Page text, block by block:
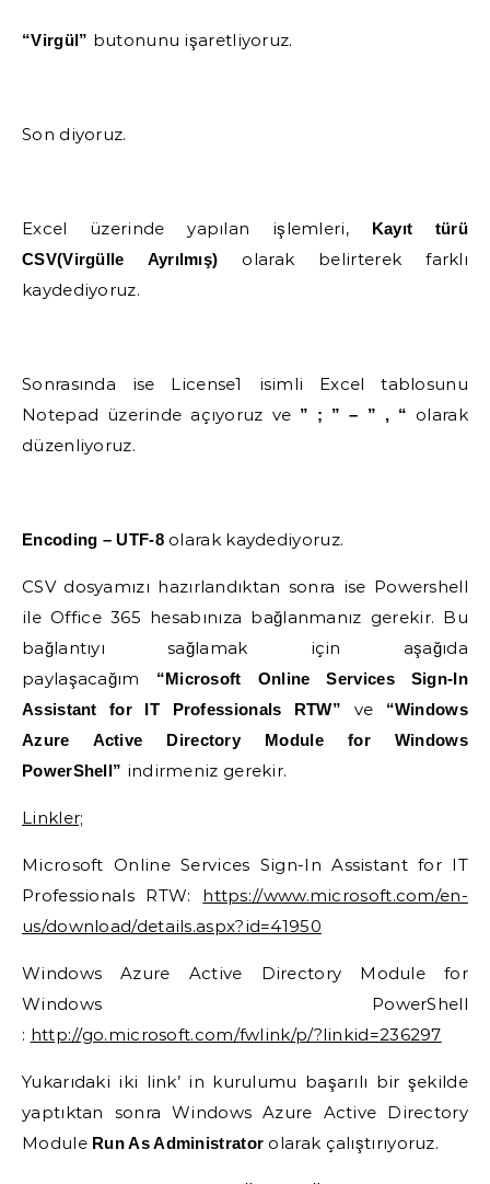
“Virgül” butonunu işaretliyoruz.
Son diyoruz.
Excel üzerinde yapılan işlemleri,
Kayıt türü
CSV(Virgülle Ayrılmış) olarak belirterek farklı
kaydediyoruz.
Sonrasında ise License1 isimli Excel tablosunu
Notepad üzerinde açıyoruz ve ” ; ” – ” , “ olarak
düzenliyoruz.
Encoding – UTF-8olarak kaydediyoruz.
CSV dosyamızı hazırlandıktan sonra ise Powershell
ile Office 365 hesabınıza bağlanmanız gerekir. Bu
bağlantıyı sağlamak için aşağıda
paylaşacağım
“Microsoft Online Services Sign-In
Assistant for IT Professionals RTW” ve
“Windows
Azure Active Directory Module for Windows
PowerShell” indirmeniz gerekir.
Linkler;
Microsoft Online Services Sign-In Assistant for IT
Professionals RTW: https://www.microsoft.com/en-
us/download/details.aspx?id=41950
Windows Azure Active Directory Module for
Windows PowerShell
: http://go.microsoft.com/fwlink/p/?linkid=236297
Yukarıdaki iki link’ in kurulumu başarılı bir şekilde
yaptıktan sonra Windows Azure Active Directory
Module Run As Administrator olarak çalıştırıyoruz.